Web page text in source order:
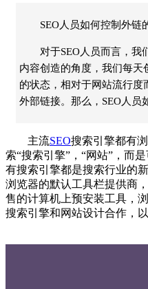
SEO人员如何控制外链
对于SEO人员而言，我
内容创造的角度，我们每天
的状态，相对于网站流行度
外部链接。那么，SEO人员
主流SEO搜索引擎都有
索“搜索引擎”，“网站”，而
有搜索引擎都是搜索行业的
浏览器的默认工具栏提供商
售的计算机上预安装工具，
搜索引擎和网站设计合作，